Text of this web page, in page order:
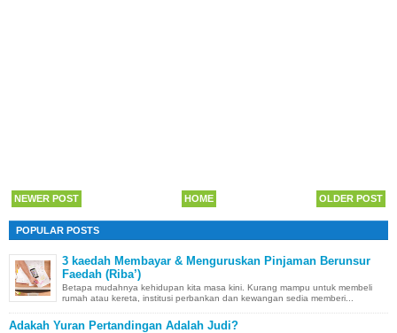
NEWER POST OLDER POST
HOME
POPULAR POSTS
3 kaedah Membayar & Menguruskan Pinjaman Berunsur
Faedah (Riba’)
Betapa mudahnya kehidupan kita masa kini. Kurang mampu untuk membeli
rumah atau kereta, institusi perbankan dan kewangan sedia memberi...
Adakah Yuran Pertandingan Adalah Judi?